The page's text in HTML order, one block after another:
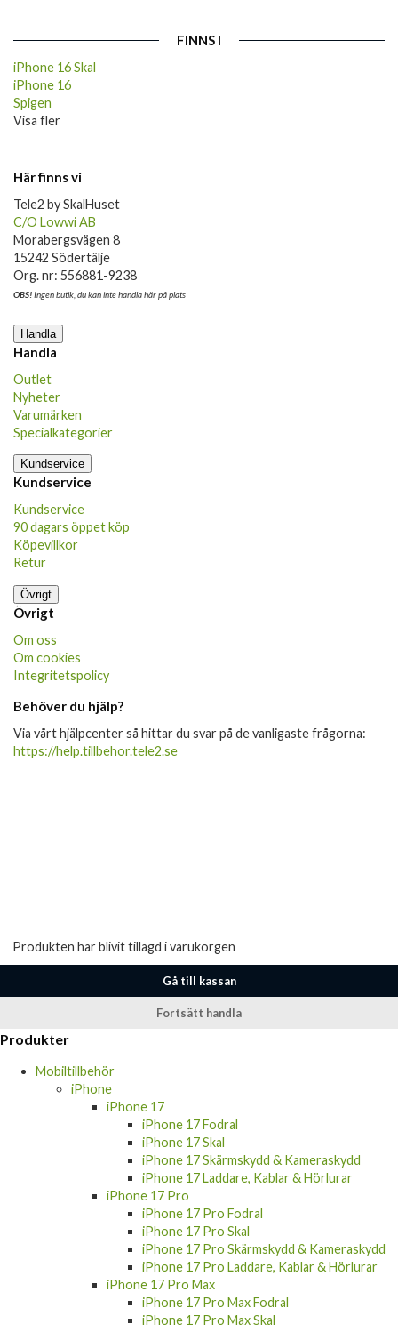
FINNS I
iPhone 16 Skal
iPhone 16
Spigen
Visa fler
Här finns vi
Tele2 by SkalHuset
C/O Lowwi AB
Morabergsvägen 8
15242 Södertälje
Org. nr: 556881-9238
OBS!Ingen butik, du kan inte handla här på plats
Handla
Handla
Outlet
Nyheter
Varumärken
Specialkategorier
Kundservice
Kundservice
Kundservice
90 dagars öppet köp
Köpevillkor
Retur
Övrigt
Övrigt
Om oss
Om cookies
Integritetspolicy
Behöver du hjälp?
Via vårt hjälpcenter så hittar du svar på de vanligaste frågorna:
https://help.tillbehor.tele2.se
Gå till kassan
Fortsätt handla
iPhone
iPhone 17
iPhone 17 Fodral
iPhone 17 Skal
iPhone 17 Skärmskydd & Kameraskydd
iPhone 17 Laddare, Kablar & Hörlurar
iPhone 17 Pro
iPhone 17 Pro Fodral
iPhone 17 Pro Skal
iPhone 17 Pro Skärmskydd & Kameraskydd
iPhone 17 Pro Laddare, Kablar & Hörlurar
iPhone 17 Pro Max
iPhone 17 Pro Max Fodral
iPhone 17 Pro Max Skal
iPhone 17 Pro Max Skärmskydd &